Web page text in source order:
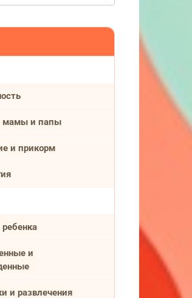
мамы и папы
и прикорм
и
и развлечения